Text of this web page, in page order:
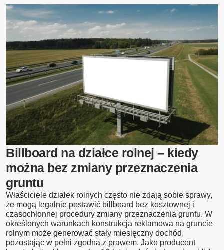
Blog
Kontakt
Billboard na działce rolnej – kiedy
można bez zmiany przeznaczenia
gruntu
Właściciele działek rolnych często nie zdają sobie sprawy,
że mogą legalnie postawić billboard bez kosztownej i
czasochłonnej procedury zmiany przeznaczenia gruntu. W
określonych warunkach konstrukcja reklamowa na gruncie
rolnym może generować stały miesięczny dochód,
pozostając w pełni zgodna z prawem. Jako producent